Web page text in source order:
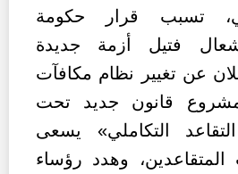
تسبب قرار حكومة
فتيل أزمة جديدة
عن تغيير نظام مكافآت
قانون جديد تحت
التكاملي» يسعى
المتقاعدين، وهدد رؤساء